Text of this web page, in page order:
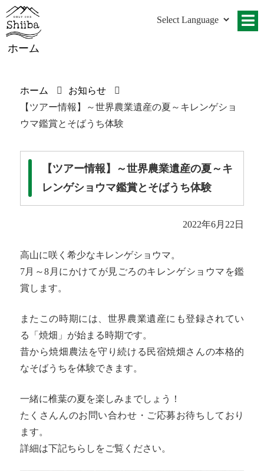
ホーム
ホーム
お知らせ
【ツアー情報】～世界農業遺産の夏～キレンゲショ
ウマ鑑賞とそばうち体験
【ツアー情報】～世界農業遺産の夏～キ
レンゲショウマ鑑賞とそばうち体験
2022年6月22日
高山に咲く希少なキレンゲショウマ。
7月～8月にかけてが見ごろのキレンゲショウマを鑑
賞します。
またこの時期には、世界農業遺産にも登録されてい
る「焼畑」が始まる時期です。
昔から焼畑農法を守り続ける民宿焼畑さんの本格的
なそばうちを体験できます。
一緒に椎葉の夏を楽しみまでしょう！
たくさんんのお問い合わせ・ご応募お待ちしており
ます。
詳細は下記ちらしをご覧ください。